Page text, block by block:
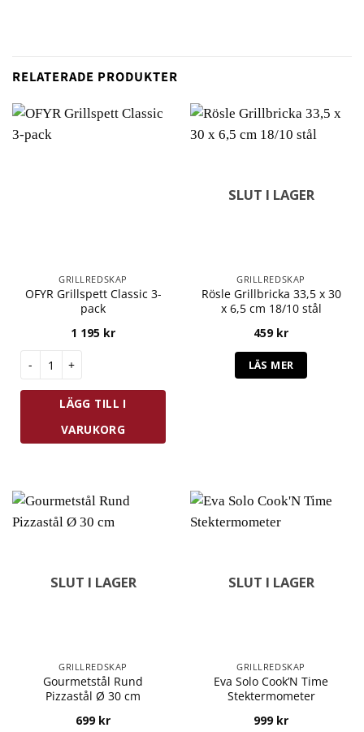
RELATERADE PRODUKTER
GRILLREDSKAP
OFYR Grillspett Classic 3-
pack
1 195 kr
LÄGG TILL I
VARUKORG
SLUT I LAGER
GRILLREDSKAP
Rösle Grillbricka 33,5 x 30
x 6,5 cm 18/10 stål
459 kr
LÄS MER
SLUT I LAGER
GRILLREDSKAP
Gourmetstål Rund
Pizzastål Ø 30 cm
699 kr
SLUT I LAGER
GRILLREDSKAP
Eva Solo Cook’N Time
Stektermometer
999 kr